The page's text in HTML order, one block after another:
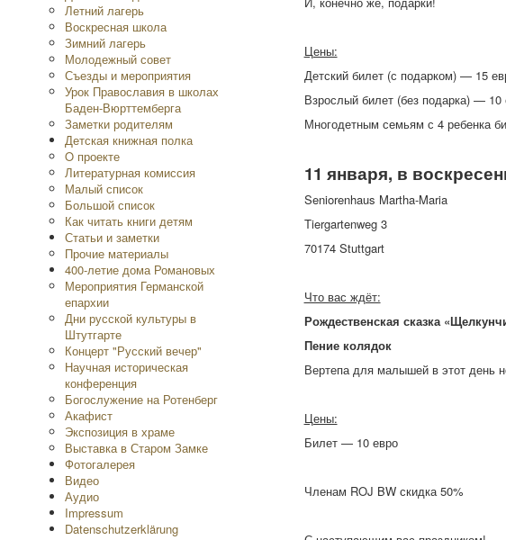
Летний лагерь
Воскресная школа
Зимний лагерь
Молодежный совет
Съезды и мероприятия
Урок Православия в школах
Баден-Вюрттемберга
Заметки родителям
Детская книжная полка
O проекте
Литературная комиссия
Малый список
Большой список
Как читать книги детям
Статьи и заметки
Прочие материалы
400-летие дома Романовых
Мероприятия Германской
епархии
Дни русской культуры в
Штутгарте
Концерт "Русский вечер"
Научная историческая
конференция
Богослужение на Ротенберг
Акафист
Экспозиция в храме
Выставка в Старом Замке
Фотогалерея
Видео
Аудио
Impressum
Datenschutzerklärung
Цены:
Детский билет (с подарком) — 15
Взрослый билет (без подарка) — 10
Многодетным семьям с 4 ребенка
11 января, в
Seniorenhaus Martha-Maria
Tiergartenweg 3
70174 Stuttgart
Что вас ждёт:
Рождественская сказка
Пение колядок
Вертепа для малышей в этот день
Цены:
Билет — 10 евро
Членам ROJ BW скидка 50%